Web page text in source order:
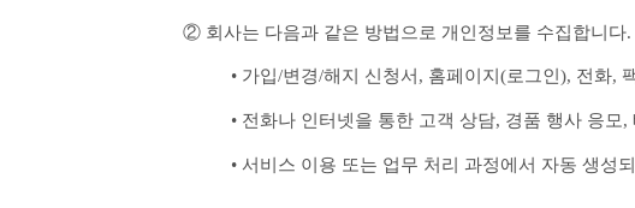
② 회사는 다음과 같은 방법으로 개인정보를 수집합니다.
• 가입/변경/해지 신청서, 홈페이지(로그인), 전화,
• 전화나 인터넷을 통한 고객 상담, 경품 행사 응모
• 서비스 이용 또는 업무 처리 과정에서 자동 생성